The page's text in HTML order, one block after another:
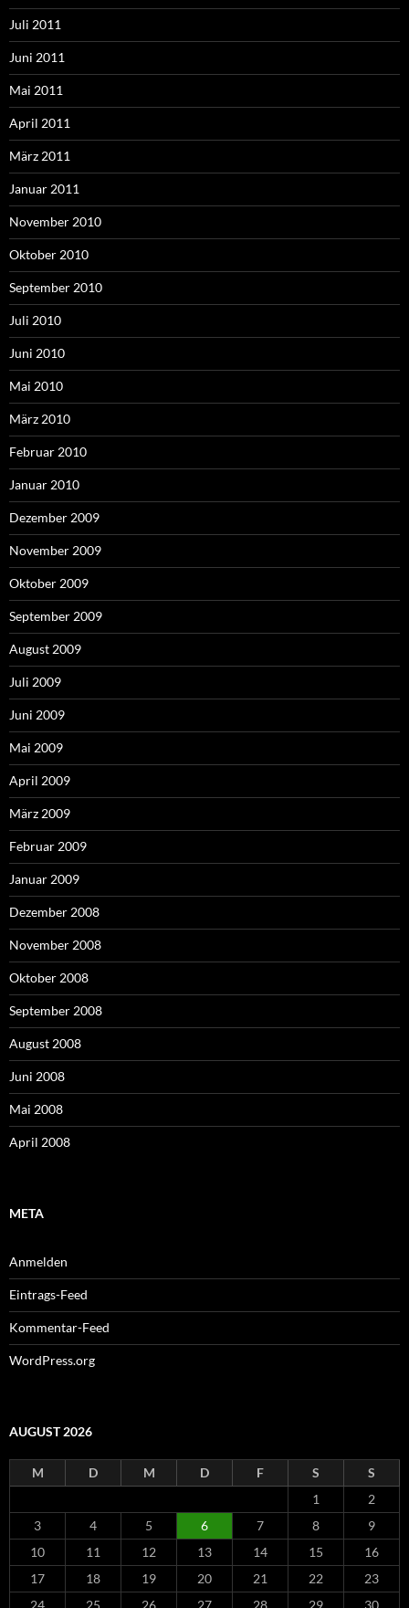
Juli 2011
Juni 2011
Mai 2011
April 2011
März 2011
Januar 2011
November 2010
Oktober 2010
September 2010
Juli 2010
Juni 2010
Mai 2010
März 2010
Februar 2010
Januar 2010
Dezember 2009
November 2009
Oktober 2009
September 2009
August 2009
Juli 2009
Juni 2009
Mai 2009
April 2009
März 2009
Februar 2009
Januar 2009
Dezember 2008
November 2008
Oktober 2008
September 2008
August 2008
Juni 2008
Mai 2008
April 2008
META
Anmelden
Eintrags-Feed
Kommentar-Feed
WordPress.org
AUGUST 2026
M D M D F S
S
1
2
3
4 5 6 7 8
9
10
11 12 13 14 15
16
17
18 19 20 21 22
23
24
25 26 27 28 29 30